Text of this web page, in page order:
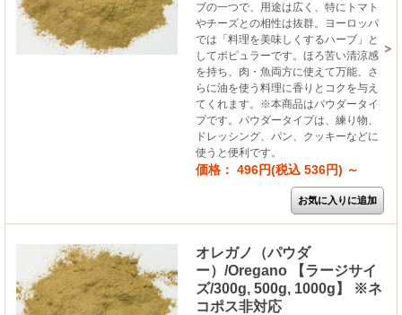
ブの一つで、用途は広く、特にトマト
やチーズとの相性は抜群。ヨーロッパ
では「料理を美味しくするハーブ」と
してポピュラーです。ほろ苦い清涼感
を持ち、肉・魚両方に使えて万能、さ
らに油を使う料理に香りとコクを与え
てくれます。※本商品はパウダータイ
プです。パウダータイプは、練り物、
ドレッシング、パン、クッキーなどに
使うと便利です。
価格： 496円(税込 536円) ～
オレガノ（パウダ
ー）/Oregano 【ラージサイ
ズ/300g, 500g, 1000g】 ※ネ
コポス非対応